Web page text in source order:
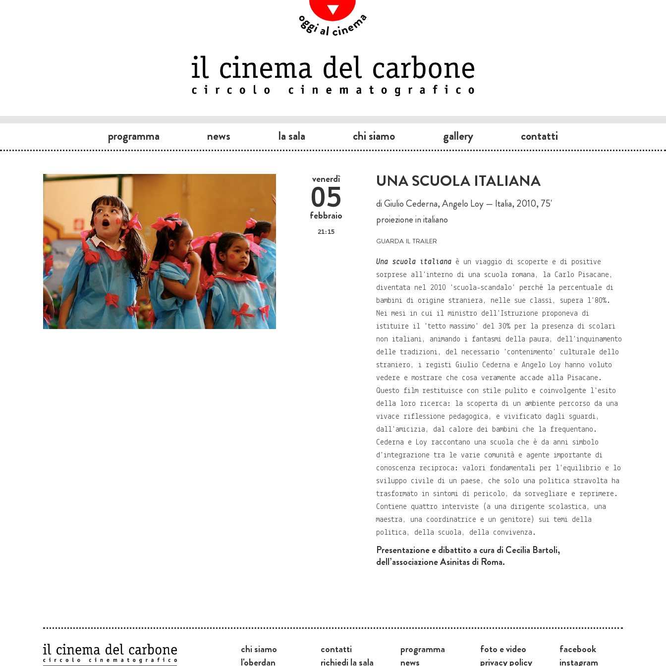
programma news la sala chi siamo gallery contatti
venerdì
05
febbraio
21:15
UNA SCUOLA ITALIANA
di Giulio Cederna, Angelo Loy — Italia, 2010, 75'
proiezione in italiano
guarda il trailer
Una scuola italianaè un viaggio di scoperte e di positive
sorprese all'interno di una scuola romana, la Carlo Pisacane,
diventata nel 2010 'scuola-scandalo' perché la percentuale di
bambini di origine straniera, nelle sue classi, supera l'80%.
Nei mesi in cui il ministro dell'Istruzione proponeva di
istituire il 'tetto massimo' del 30% per la presenza di scolari
non italiani, animando i fantasmi della paura, dell'inquinamento
delle tradizioni, del necessario 'contenimento' culturale dello
straniero, i registi Giulio Cederna e Angelo Loy hanno voluto
vedere e mostrare che cosa veramente accade alla Pisacane.
Questo film restituisce con stile pulito e coinvolgente l'esito
della loro ricerca: la scoperta di un ambiente percorso da una
vivace riflessione pedagogica, e vivificato dagli sguardi,
dall'amicizia, dal calore dei bambini che la frequentano.
Cederna e Loy raccontano una scuola che è da anni simbolo
d'integrazione tra le varie comunità e agente importante di
conoscenza reciproca: valori fondamentali per l'equilibrio e lo
sviluppo civile di un paese, che solo una politica stravolta ha
trasformato in sintomi di pericolo, da sorvegliare e reprimere.
Contiene quattro interviste (a una dirigente scolastica, una
maestra, una coordinatrice e un genitore) sui temi della
politica, della scuola, della convivenza.
Presentazione e dibattito a cura di Cecilia Bartoli,
dell’associazione Asinitas di Roma.
chi siamo
l'oberdan
contatti
richiedi la sala
programma
news
foto e video
privacy policy
facebook
instagram